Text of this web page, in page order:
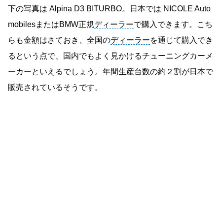
下の写真は Alpina D3 BITURBO。日本では NICOLE Auto
mobilesまたはBMW正規ディーラーで購入できます。こち
らも金額はさておき、全国のディーラーを通じて購入でき
るという点で、国内でもよく見かけるチューニングカーメ
ーカーといえるでしょう。年間生産台数の約２割が日本で
販売されているそうです。